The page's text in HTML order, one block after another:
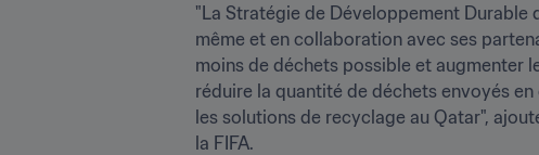
"La Stratégie de Développement Durable
même et en collaboration avec ses
moins de déchets possible et augmenter
réduire la quantité de déchets envoyés
les solutions de recyclage au Qatar",
la FIFA.